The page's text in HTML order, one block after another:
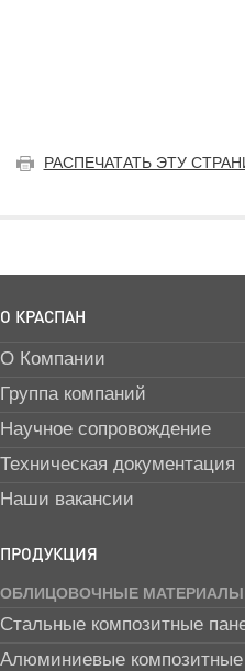
РАСПЕЧАТАТЬ ЭТУ
О КРАСПАН
О Компании
Группа компаний
Научное сопровождение
Техническая документация
Наши вакансии
ПРОДУКЦИЯ
ОБЛИЦОВОЧНЫЕ МАТЕРИАЛЫ
Стальные композитные
Алюминиевые композитные